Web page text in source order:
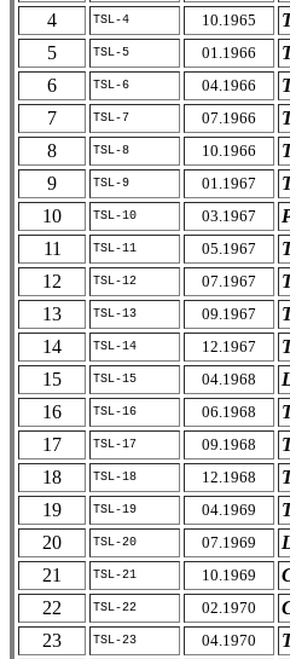
4
TSL-4 10.1965
5
TSL-5 01.1966
6
TSL-6 04.1966
7
TSL-7 07.1966
8
TSL-8 10.1966
9
TSL-9 01.1967
10
TSL-10 03.1967
11
TSL-11 05.1967
12
TSL-12 07.1967
13
TSL-13 09.1967
14
TSL-14 12.1967
15
TSL-15 04.1968
16
TSL-16 06.1968
17
TSL-17 09.1968
18
TSL-18 12.1968
19
TSL-19 04.1969
20
TSL-20 07.1969
21
TSL-21 10.1969
22
TSL-22 02.1970
23
TSL-23 04.1970